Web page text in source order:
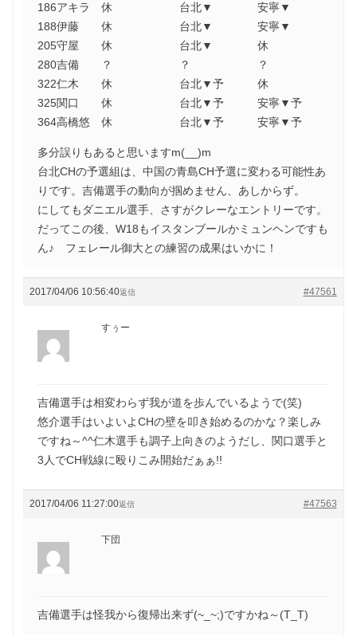
186アキラ 休 台北▼ 安寧▼
188伊藤 休 台北▼ 安寧▼
205守屋 休 台北▼ 休
280吉備 ？ ？ ？
322仁木 休 台北▼予 休
325関口 休 台北▼予 安寧▼予
364高橋悠 休 台北▼予 安寧▼予
多分誤りもあると思いますm(__)m
台北CHの予選組は、中国の青島CH予選に変わる可能性あ
りです。吉備選手の動向が掴めません、あしからず。
にしてもダニエル選手、さすがクレーなエントリーです。
だってこの後、W18もイスタンブールかミュンヘンですも
ん♪ フェレール御大との練習の成果はいかに！
2017/04/06 10:56:40 #47561
返信
すぅー
吉備選手は相変わらず我が道を歩んでいるようで(笑)
悠介選手はいよいよCHの壁を叩き始めるのかな？楽しみ
ですね～^^仁木選手も調子上向きのようだし、関口選手と
3人でCH戦線に殴りこみ開始だぁぁ!!
2017/04/06 11:27:00 #47563
返信
下団
吉備選手は怪我から復帰出来ず(~_~;)ですかね～(T_T)